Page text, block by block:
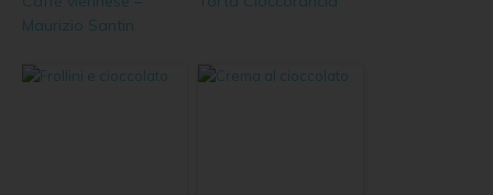
Maurizio Santin